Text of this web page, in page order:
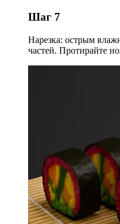
Шаг 7
Нарезка: острым
частей. Протирайте